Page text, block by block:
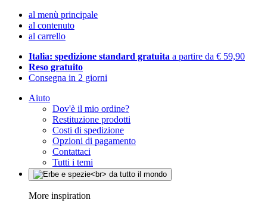
al menù principale
al contenuto
al carrello
Italia: spedizione standard gratuita a partire da € 59,90
Reso gratuito
Consegna in 2 giorni
Aiuto
Dov'è il mio ordine?
Restituzione prodotti
Costi di spedizione
Opzioni di pagamento
Contattaci
Tutti i temi
More inspiration